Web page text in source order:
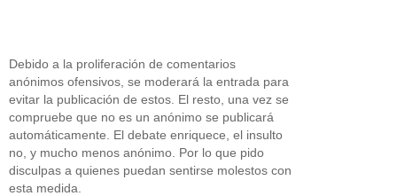
Debido a la proliferación de comentarios
anónimos ofensivos, se moderará la entrada para
evitar la publicación de estos. El resto, una vez se
compruebe que no es un anónimo se publicará
automáticamente. El debate enriquece, el insulto
no, y mucho menos anónimo. Por lo que pido
disculpas a quienes puedan sentirse molestos con
esta medida.